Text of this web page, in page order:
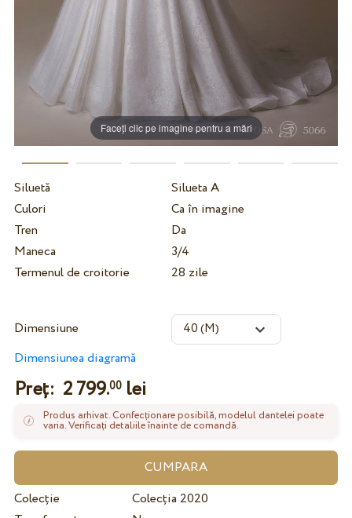
Faceți clic pe imagine pentru a mări
Siluetă
Silueta A
Culori
Ca în imagine
Tren
Da
Maneca
3/4
Termenul de croitorie
28 zile
Dimensiune
Dimensiunea diagramă
Preț: 2 799.00lei
Produs arhivat. Confecționare posibilă, modelul dantelei poate
varia. Verificați detaliile înainte de comandă.
Colecție
Colecția 2020